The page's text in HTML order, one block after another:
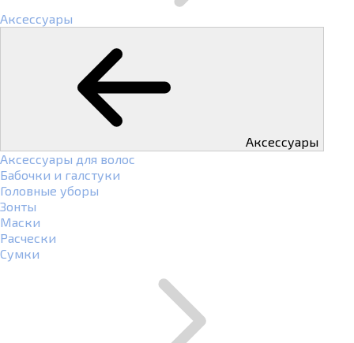
Аксессуары
Аксессуары
Аксессуары для волос
Бабочки и галстуки
Головные уборы
Зонты
Маски
Расчески
Сумки